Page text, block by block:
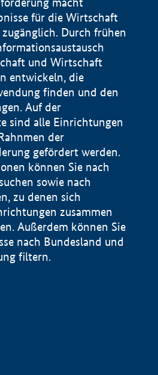
für die Wirtschaft
Durch frühen
und Wirtschaft
entwickeln, die
finden und den
Auf der
sind alle Einrichtungen
der
gefördert werden.
können Sie nach
sowie nach
zu denen sich
zusammen
Außerdem können Sie
nach Bundesland und
filtern.